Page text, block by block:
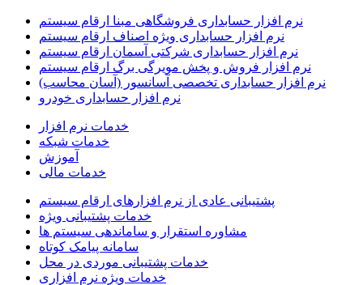
نرم افزار حسابداری فروشگاهی مبنا ارقام سیستم
نرم افزار حسابداری ویژه اصناف ارقام سیستم
نرم افزار حسابداری شرکتی آسمان ارقام سیستم
نرم افزار فروش و پخش مویرگی برگ ارقام سیستم
نرم افزار حسابداری تخصصی آسانسور (آسان محاسب)
نرم افزار حسابداری خودرو
خدمات نرم افزار
خدمات شبکه
آموزش
خدمات مالی
پشتیبانی عادی از نرم افزارهای ارقام سیستم
خدمات پشتیبانی ویژه
مشاوره استقرار و ساماندهی سیستم ها
سامانه پیامک کوتاه
خدمات پشتیبانی موردی در محل
خدمات ویژه نرم افزاری